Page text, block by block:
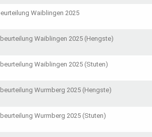
Waiblingen 2025
Waiblingen 2025 (Hengste)
Waiblingen 2025 (Stuten)
Wurmberg 2025 (Hengste)
Wurmberg 2025 (Stuten)